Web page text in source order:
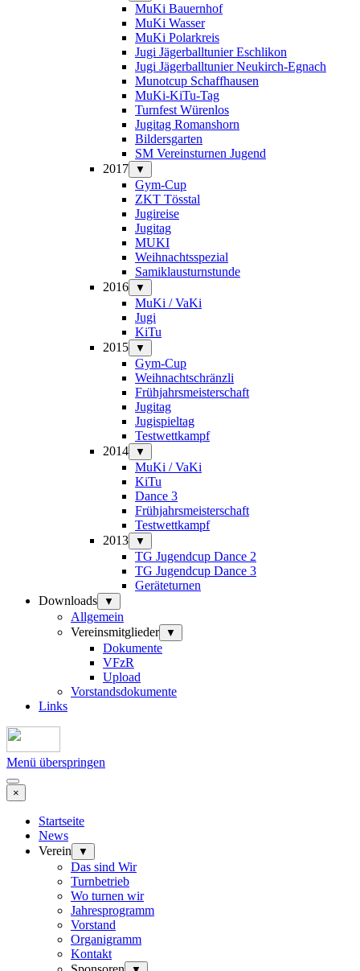
MuKi Bauernhof
MuKi Wasser
MuKi Polarkreis
Jugi Jägerballtunier Eschlikon
Jugi Jägerballtunier Neukirch-Egnach
Munotcup Schaffhausen
MuKi-KiTu-Tag
Turnfest Würenlos
Jugitag Romanshorn
Bildersgarten
SM Vereinsturnen Jugend
2017
▼
Gym-Cup
ZKT Tösstal
Jugireise
Jugitag
MUKI
Weihnachtsspezial
Samiklausturnstunde
2016
▼
MuKi / VaKi
Jugi
KiTu
2015
▼
Gym-Cup
Weihnachtschränzli
Frühjahrsmeisterschaft
Jugitag
Jugispieltag
Testwettkampf
2014
▼
MuKi / VaKi
KiTu
Dance 3
Frühjahrsmeisterschaft
Testwettkampf
2013
▼
TG Jugendcup Dance 2
TG Jugendcup Dance 3
Geräteturnen
Downloads
▼
Allgemein
Vereinsmitglieder
▼
Dokumente
VFzR
Upload
Vorstandsdokumente
Links
Menü überspringen
×
Startseite
News
Verein
▼
Das sind Wir
Turnbetrieb
Wo turnen wir
Jahresprogramm
Vorstand
Organigramm
Kontakt